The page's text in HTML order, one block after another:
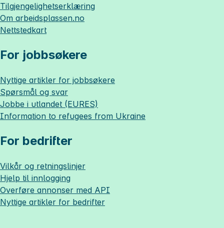
Tilgjengelighetserklæring
Om arbeidsplassen.no
Nettstedkart
For jobbsøkere
Nyttige artikler for jobbsøkere
Spørsmål og svar
Jobbe i utlandet (EURES)
Information to refugees from Ukraine
For bedrifter
Vilkår og retningslinjer
Hjelp til innlogging
Overføre annonser med API
Nyttige artikler for bedrifter